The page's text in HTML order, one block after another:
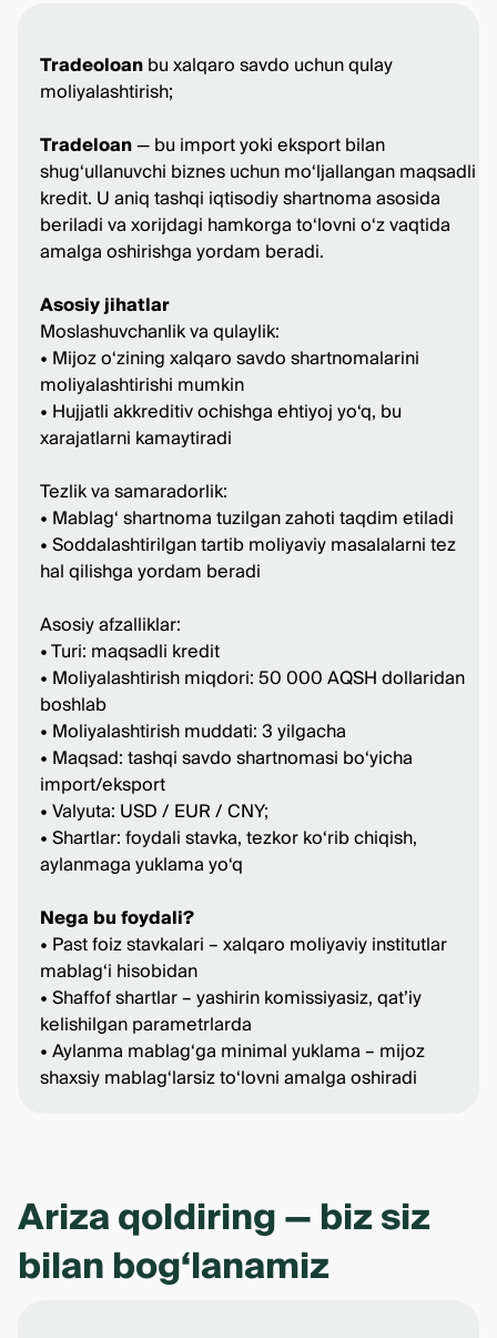
Tradeoloanbu xalqaro savdo uchun qulay
moliyalashtirish;
Tradeloan— bu import yoki eksport bilan
shug‘ullanuvchi biznes uchun mo‘ljallangan maqsadli
kredit. U aniq tashqi iqtisodiy shartnoma asosida
beriladi va xorijdagi hamkorga to‘lovni o‘z vaqtida
amalga oshirishga yordam beradi.
Asosiy jihatlar
Moslashuvchanlik va qulaylik:
• Mijoz o‘zining xalqaro savdo shartnomalarini
moliyalashtirishi mumkin
• Hujjatli akkreditiv ochishga ehtiyoj yo‘q, bu
xarajatlarni kamaytiradi
Tezlik va samaradorlik:
• Mablag‘ shartnoma tuzilgan zahoti taqdim etiladi
• Soddalashtirilgan tartib moliyaviy masalalarni tez
hal qilishga yordam beradi
Asosiy afzalliklar:
• Turi: maqsadli kredit
• Moliyalashtirish miqdori: 50 000 AQSH dollaridan
boshlab
• Moliyalashtirish muddati: 3 yilgacha
• Maqsad: tashqi savdo shartnomasi bo‘yicha
import/eksport
• Valyuta: USD / EUR / CNY;
• Shartlar: foydali stavka, tezkor ko‘rib chiqish,
aylanmaga yuklama yo‘q
Nega bu foydali?
• Past foiz stavkalari – xalqaro moliyaviy institutlar
mablag‘i hisobidan
• Shaffof shartlar – yashirin komissiyasiz, qat’iy
kelishilgan parametrlarda
• Aylanma mablag‘ga minimal yuklama – mijoz
shaxsiy mablag‘larsiz to‘lovni amalga oshiradi
Ariza qoldiring — biz siz
bilan bog‘lanamiz